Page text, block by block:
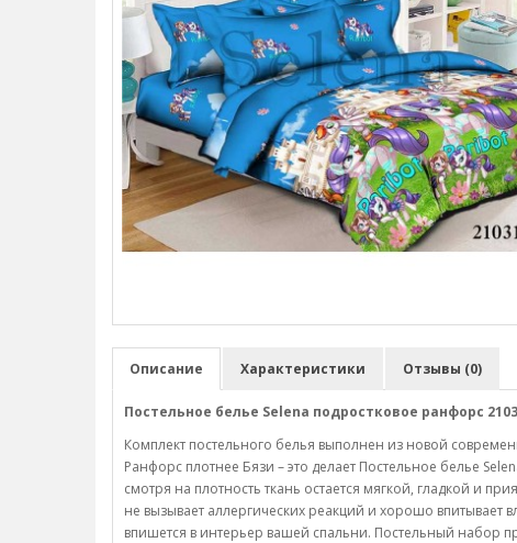
Описание Характеристики Отзывы (0)
Постельное белье Selena подростковое ранфорс
Комплект постельного белья выполнен из новой
Ранфорс плотнее Бязи – это делает Постельное белье
смотря на плотность ткань остается мягкой, гладкой и
не вызывает аллергических реакций и хорошо впитывает
впишется в интерьер вашей спальни. Постельный набор